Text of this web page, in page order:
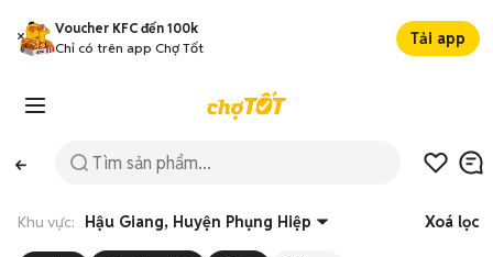
Voucher KFC đến 100k
Chỉ có trên app Chợ Tốt
Tải app
Khu vực: Hậu Giang, Huyện Phụng Hiệp Xoá lọc